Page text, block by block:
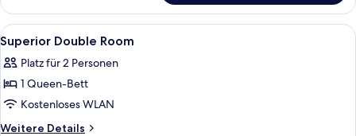
Room
Alle
Fotos
für
Superior
Double
Room
Ein modernes Hotelzimmer mit
7
Superior Double Room
Platz für 2 Personen
1 Queen-Bett
Kostenloses WLAN
Weitere Details
Weitere